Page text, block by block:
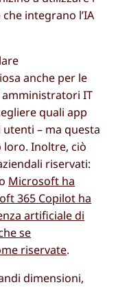
integrano l’IA
anche per le
IT
quali app
– ma questa
loro. Inoltre, ciò
riservati:
Microsoft ha
365 Copilot ha
artificiale di
se
riservate.
dimensioni,